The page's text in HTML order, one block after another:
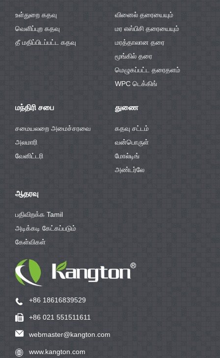
உள்துறை கதவு
வெளிப்புற கதவு
தீ மதிப்பிடப்பட்ட கதவு
வினைல் தரையையும்
மர எஸ்பிசி தரையையும்
மரத்தாலான தரை
மூங்கில் தரை
மெழுகப்பட்ட தரைதளம்
WPC டெக்கிங்
மந்திரி சபை
சமையலறை அமைச்சரவை
அலமாரி
வேனிட்டரி
துணை
கதவு சட்டம்
வன்பொருள்
மோல்டிங்
அண்டர்லே
ஆதரவு
பதிவிறக்க Tamil
அடிக்கடி கேட்கப்படும்
கேள்விகள்
+86 18616839529
+86 021 551511611
webmaster@kangton.com
www.kangton.com